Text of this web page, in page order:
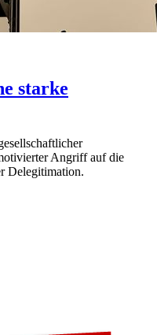
starke
Angriff auf die
Delegitimation.